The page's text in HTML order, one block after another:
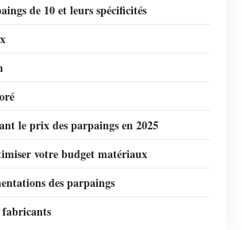
de 10 et leurs spécificités
le prix des parpaings en 2025
votre budget matériaux
des parpaings
fabricants